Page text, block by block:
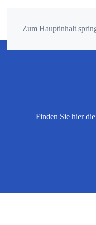
Zum Hauptinhalt
Finden Sie hier